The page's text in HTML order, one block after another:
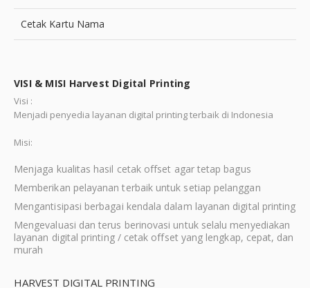
Cetak Kartu Nama
VISI & MISI Harvest Digital Printing
Visi :
Menjadi penyedia layanan digital printing terbaik di Indonesia
Misi:
Menjaga kualitas hasil cetak offset agar tetap bagus
Memberikan pelayanan terbaik untuk setiap pelanggan
Mengantisipasi berbagai kendala dalam layanan digital printing
Mengevaluasi dan terus berinovasi untuk selalu menyediakan
layanan digital printing / cetak offset yang lengkap, cepat, dan
murah
HARVEST DIGITAL PRINTING